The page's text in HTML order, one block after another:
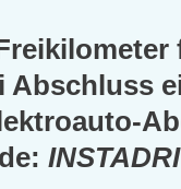
Abschluss